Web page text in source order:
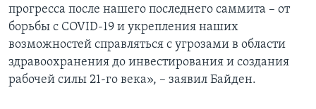
прогресса после нашего последнего саммита – от
борьбы с COVID-19 и укрепления наших
возможностей справляться с угрозами в области
здравоохранения до инвестирования и создания
рабочей силы 21-го века», – заявил Байден.